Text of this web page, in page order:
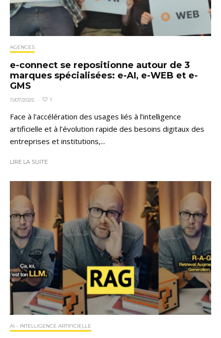
AGENCES
e-connect se repositionne autour de 3
marques spécialisées: e-AI, e-WEB et e-
GMS
11/07/2025 · 1
Face à l’accélération des usages liés à l’intelligence
artificielle et à l’évolution rapide des besoins digitaux des
entreprises et institutions,...
LIRE LA SUITE
AI - INTELLIGENCE ARTIFICIELLE